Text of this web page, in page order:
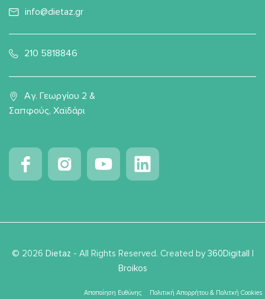
info@dietaz.gr
210 5818846
Αγ. Γεωργίου 2 &
Σαπφούς, Χαϊδάρι
© 2026 Dietaz - All Rights Reserved. Created by 360Digitall |
Broikos
Αποποίηση Ευθύνης Πολιτική Απορρήτου & Πολιτκή Cookies